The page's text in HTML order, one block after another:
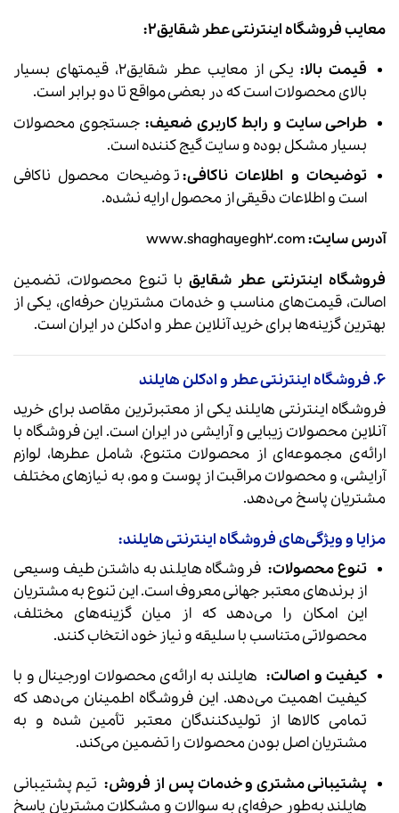
معایب فروشگاه اینترنتی عطر شقایق۲:
قیمت بالا:
یکی از معایب عطر شقایق۲، قیمتهای بسیار
بالای محصولات است که در بعضی مواقع تا دو برابر است.
طراحی سایت و رابط کاربری ضعیف: جستجوی محصولات
بسیار مشکل بوده و سایت گیج کننده است.
توضیحات و اطلاعات ناکافی:توضیحات محصول ناکافی
است و اطلاعات دقیقی از محصول ارایه نشده.
آدرس سایت:
فروشگاه اینترنتی عطر شقایقبا تنوع محصولات، تضمین
اصالت، قیمت‌های مناسب و خدمات مشتریان حرفه‌ای، یکی از
بهترین گزینه‌ها برای خرید آنلاین عطر و ادکلن در ایران است.
6. فروشگاه اینترنتی عطر و ادکلن هایلند
فروشگاه اینترنتی هایلند یکی از معتبرترین مقاصد برای خرید
آنلاین محصولات زیبایی و آرایشی در ایران است. این فروشگاه با
ارائه‌ی مجموعه‌ای از محصولات متنوع، شامل عطرها، لوازم
آرایشی، و محصولات مراقبت از پوست و مو، به نیازهای مختلف
مشتریان پاسخ می‌دهد.
مزایا و ویژگی‌های فروشگاه اینترنتی هایلند:
تنوع محصولات: فروشگاه هایلند به داشتن طیف وسیعی
از برندهای معتبر جهانی معروف است. این تنوع به مشتریان
این امکان را می‌دهد که از میان گزینه‌های مختلف،
محصولاتی متناسب با سلیقه و نیاز خود انتخاب کنند.
کیفیت و اصالت:هایلند به ارائه‌ی محصولات اورجینال و با
کیفیت اهمیت می‌دهد. این فروشگاه اطمینان می‌دهد که
تمامی کالاها از تولیدکنندگان معتبر تأمین شده و به
مشتریان اصل بودن محصولات را تضمین می‌کند.
پشتیبانی مشتری و خدمات پس از فروش: تیم پشتیبانی
هایلند به‌طور حرفه‌ای به سوالات و مشکلات مشتریان پاسخ